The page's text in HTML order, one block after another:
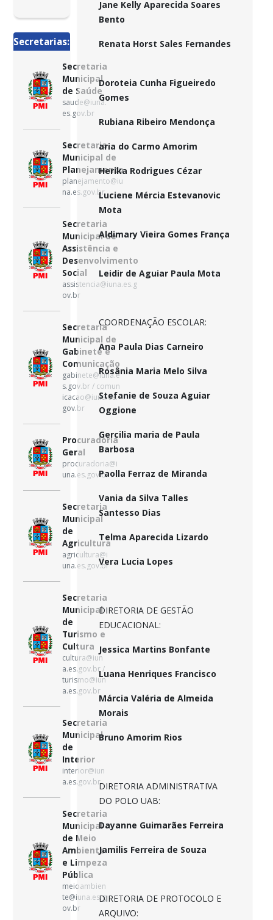
Secretarias:
Secretaria
Municipal
de Saúde
saude@iuna.
es.gov.br
Secretaria
Municipal de
Planejamento
planejamento@iu
na.es.gov.br
Secretaria
Municipal de
Assistência e
Desenvolvimento
Social
assistencia@iuna.es.g
ov.br
Secretaria
Municipal de
Gabinete e
Comunicação
gabinete@iuna.e
s.gov.br / comun
icacao@iuna.es.
gov.br
Procuradoria
Geral
procuradoria@i
una.es.gov.br
Secretaria
Municipal
de
Agricultura
agricultura@i
una.es.gov.br
Secretaria
Municipal
de
Turismo e
Cultura
cultura@iun
a.es.gov.br /
turismo@iun
a.es.gov.br
Secretaria
Municipal
de
Interior
interior@iun
a.es.gov.br
Secretaria
Municipal
de Meio
Ambiente
e Limpeza
Pública
meioambien
te@iuna.es.g
ov.br
Jane Kelly Aparecida Soares
Bento
Renata Horst Sales Fernandes
Doroteia Cunha Figueiredo
Gomes
Rubiana Ribeiro Mendonça
aria do Carmo Amorim
Herika Rodrigues Cézar
Luciene Mércia Estevanovic
Mota
Aldimary Vieira Gomes França
Leidir de Aguiar Paula Mota
COORDENAÇÃO ESCOLAR:
Ana Paula Dias Carneiro
Rosânia Maria Melo Silva
Stefanie de Souza Aguiar
Oggione
Gercilia maria de Paula
Barbosa
Paolla Ferraz de Miranda
Vania da Silva Talles
Santesso Dias
Telma Aparecida Lizardo
Vera Lucia Lopes
DIRETORIA DE GESTÃO
EDUCACIONAL:
Jessica Martins Bonfante
Luana Henriques Francisco
Márcia Valéria de Almeida
Morais
Bruno Amorim Rios
DIRETORIA ADMINISTRATIVA
DO POLO UAB:
Dayanne Guimarães Ferreira
Jamilis Ferreira de Souza
DIRETORIA DE PROTOCOLO E
ARQUIVO: